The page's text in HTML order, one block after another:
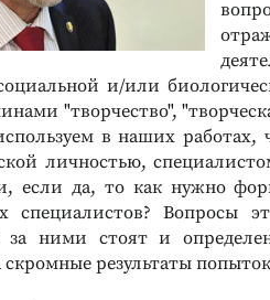
и/или
"творчество",
в наших
личностью,
если да, то как нужно
специалистов? Вопросы
за ними стоят и
результаты